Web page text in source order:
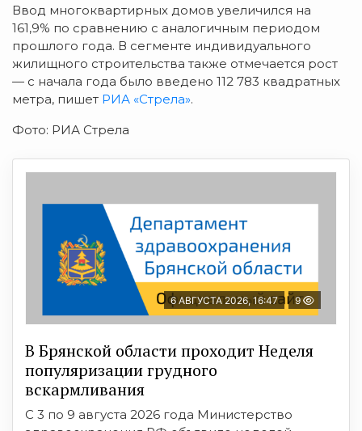
Ввод многоквартирных домов увеличился на
161,9% по сравнению с аналогичным периодом
прошлого года. В сегменте индивидуального
жилищного строительства также отмечается рост
— с начала года было введено 112 783 квадратных
метра, пишет РИА «Стрела».
Фото: РИА Стрела
6 АВГУСТА 2026, 16:47 9
В Брянской области проходит Неделя
популяризации грудного
вскармливания
С 3 по 9 августа 2026 года Министерство